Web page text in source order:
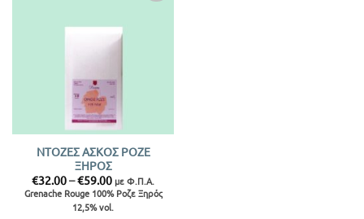
στην λίστα
ΝΤΟΖΕΣ ΑΣΚΟΣ ΡΟΖΕ
ΞΗΡΟΣ
€32.00–€59.00Price
range:
€32.00
through
με Φ.Π.Α.
Grenache Rouge 100% Ροζε Ξηρός
12,5% vol.